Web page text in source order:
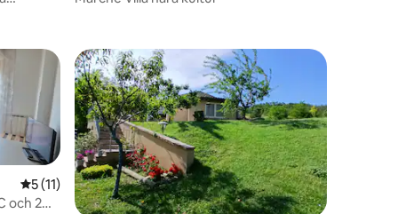
5 av 5 i genomsnittligt betyg, 11 omdömen
5 (11)
och 2